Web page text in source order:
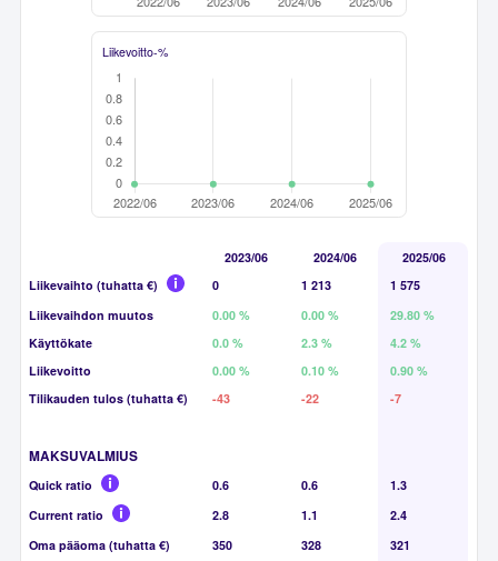
Liikevoitto-%
2023/06 2024/06
2025/06
Liikevaihto (tuhatta €)
0 1 213
1 575
Liikevaihdon muutos
0.00 % 0.00 %
29.80 %
Käyttökate
0.0 % 2.3 %
4.2 %
Liikevoitto
0.00 % 0.10 %
0.90 %
Tilikauden tulos (tuhatta €)
-43 -22 -7
MAKSUVALMIUS
Quick ratio 0.6 0.6
1.3
Current ratio
2.8 1.1
2.4
Oma pääoma (tuhatta €)
350 328
321